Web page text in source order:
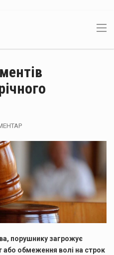
порушнику загрожує
або обмеження волі на строк